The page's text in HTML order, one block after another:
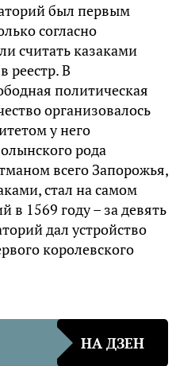
был первым
согласно
считать казаками
реестр. В
политическая
организовалось
у него
рода
всего Запорожья,
стал на самом
1569 году – за девять
дал устройство
королевского
НА ДЗЕН